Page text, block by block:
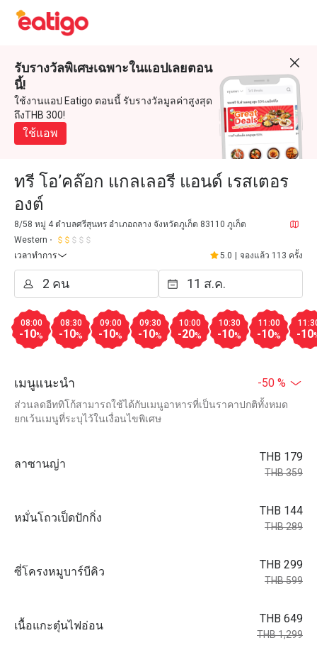
รับรางวัลพิเศษเฉพาะในแอปเลยตอน
นี้!
ใช้งานแอป Eatigo ตอนนี้ รับรางวัลมูลค่าสูงสุด
ถึงTHB 300!
ใช้แอพ
ทรี โอ’คล๊อก แกลเลอรี แอนด์ เรสเตอร
องต์
8/58 หมู่ 4 ตำบลศรีสุนทร อำเภอถลาง จังหวัดภูเก็ต 83110 ภูเก็ต
Western
เวลาทำการ
5.0 จองแล้ว 113 ครั้ง
08:00
-10%
08:30
-10%
09:00
-10%
09:30
-10%
10:00
-20%
10:30
-10%
11:00
-10% -10
เมนูแนะนำ -50 %
ส่วนลดอีททิโก้สามารถใช้ได้กับเมนูอาหารที่เป็นราคาปกติทั้งหมด
ยกเว้นเมนูที่ระบุไว้ในเงื่อนไขพิเศษ
ลาซานญ่า
THB 179
THB 359
หมั่นโถวเป็ดปักกิ่ง
THB 144
THB 289
ซี่โครงหมูบาร์บีคิว
THB 299
THB 599
เนื้อแกะตุ๋นไฟอ่อน
THB 649
THB 1,299